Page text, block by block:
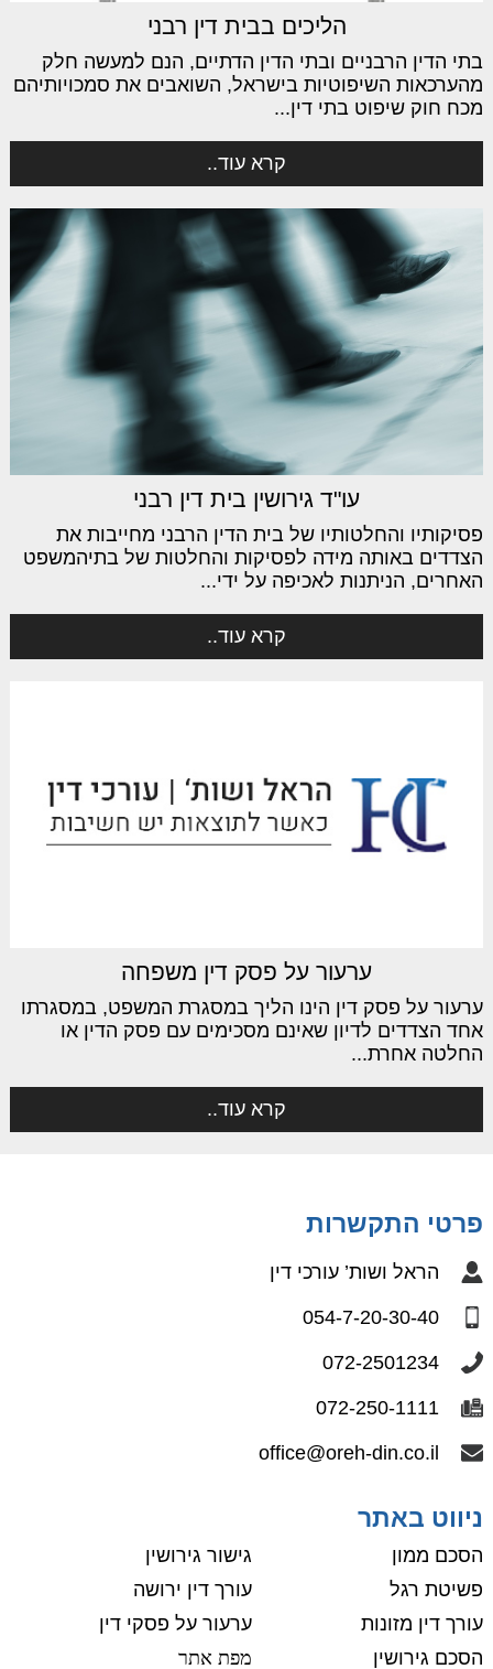
הליכים בבית דין רבני
בתי הדין הרבניים ובתי הדין הדתיים, הנם למעשה חלק
מהערכאות השיפוטיות בישראל, השואבים את סמכויותיהם
מכח חוק שיפוט בתי דין...
קרא עוד..
עו"ד גירושין בית דין רבני
פסיקותיו והחלטותיו של בית הדין הרבני מחייבות את
הצדדים באותה מידה לפסיקות והחלטות של בתיהמשפט
האחרים, הניתנות לאכיפה על ידי...
קרא עוד..
ערעור על פסק דין משפחה
ערעור על פסק דין הינו הליך במסגרת המשפט, במסגרתו
אחד הצדדים לדיון שאינם מסכימים עם פסק הדין או
החלטה אחרת...
קרא עוד..
פרטי התקשרות
הראל ושות’ עורכי דין
054-7-20-30-40
072-2501234
072-250-1111
office@oreh-din.co.il
ניווט באתר
הסכם ממון
פשיטת רגל
עורך דין מזונות
הסכם גירושין
גישור גירושין
עורך דין ירושה
ערעור על פסקי דין
מפת אתר